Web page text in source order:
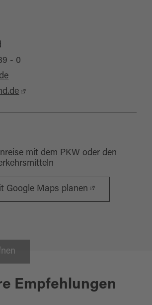
- 0
mit dem PKW oder den
Google Maps planen
Empfehlungen
MARIÄ